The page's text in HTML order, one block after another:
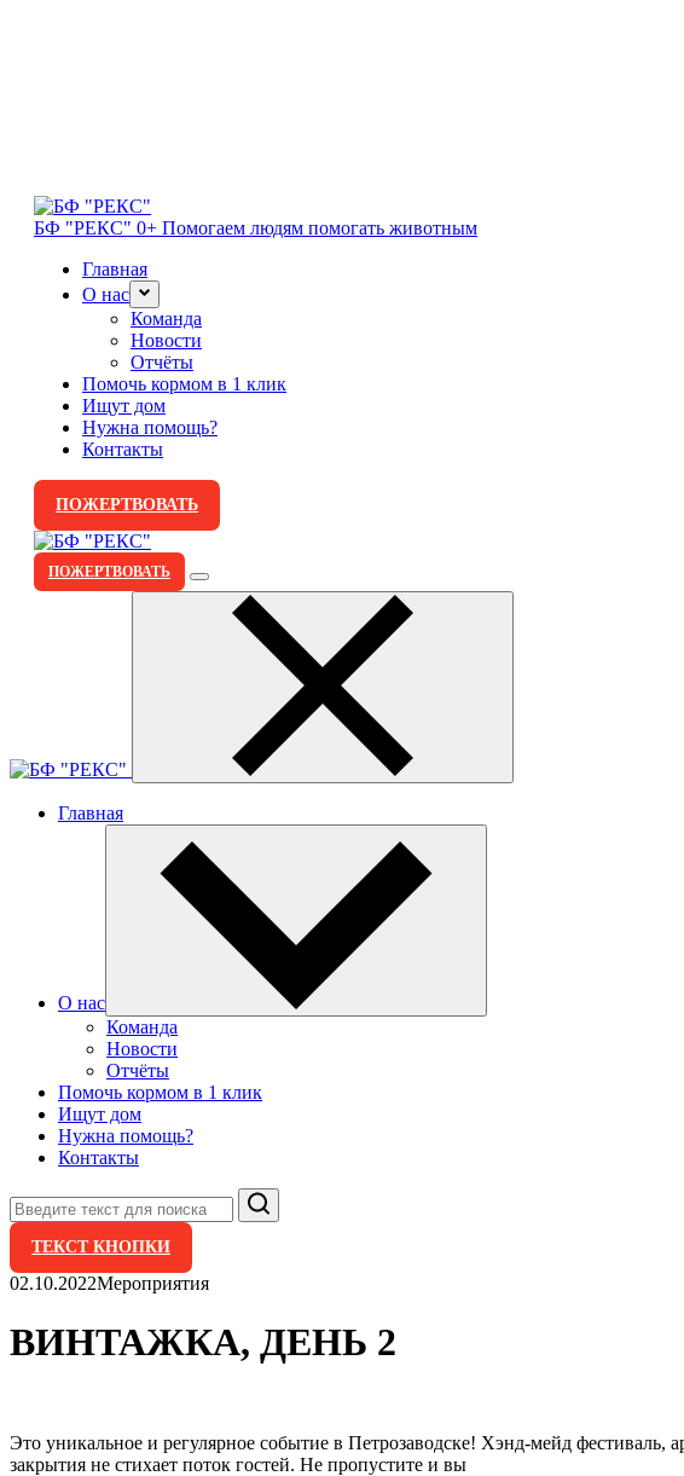
БФ "РЕКС" 0+ Помогаем людям помогать животным
Главная
О нас
Команда
Новости
Отчёты
Помочь кормом в 1 клик
Ищут дом
Нужна помощь?
Контакты
ПОЖЕРТВОВАТЬ
ПОЖЕРТВОВАТЬ
Главная
О нас
Команда
Новости
Отчёты
Помочь кормом в 1 клик
Ищут дом
Нужна помощь?
Контакты
Поиск
ТЕКСТ КНОПКИ
02.10.2022Мероприятия
ВИНТАЖКА, ДЕНЬ 2
Это уникальное и регулярное событие в Петрозаводске! Хэнд-мейд
закрытия не стихает поток гостей. Не пропустите и вы